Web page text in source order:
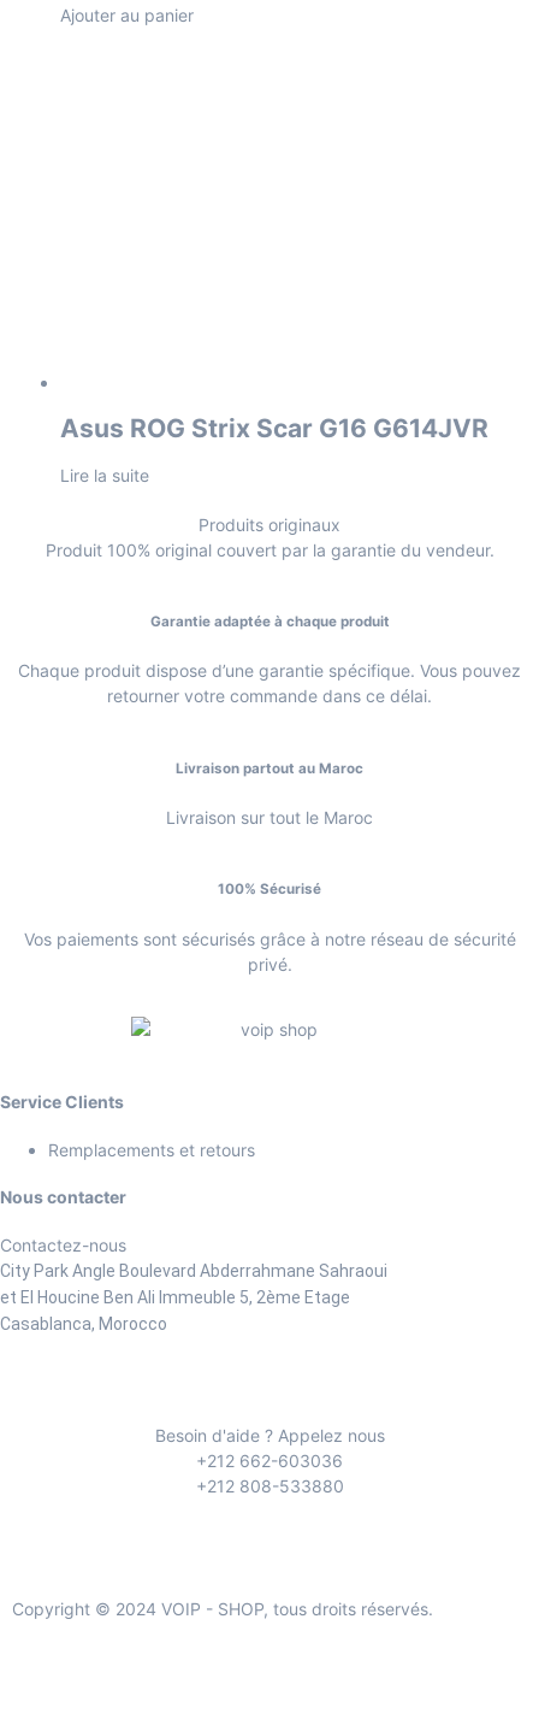
Ajouter au panier
Asus ROG Strix Scar G16 G614JVR
Lire la suite
Produits originaux
Produit 100% original couvert par la garantie du vendeur.
Garantie adaptée à chaque produit
Chaque produit dispose d’une garantie spécifique. Vous pouvez
retourner votre commande dans ce délai.
Livraison partout au Maroc
Livraison sur tout le Maroc
100% Sécurisé
Vos paiements sont sécurisés grâce à notre réseau de sécurité
privé.
Service Clients
Remplacements et retours
Nous contacter
Contactez-nous
City Park Angle Boulevard Abderrahmane Sahraoui
et El Houcine Ben Ali Immeuble 5, 2ème Etage
Casablanca, Morocco
Besoin d'aide ? Appelez nous
+212 662-603036
+212 808-533880
Copyright © 2024 VOIP - SHOP, tous droits réservés.